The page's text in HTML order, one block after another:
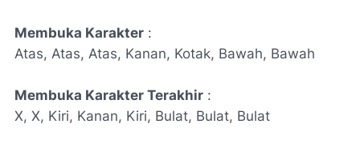
Membuka Karakter :
Atas, Atas, Atas, Kanan, Kotak, Bawah, Bawah
Membuka Karakter Terakhir :
X, X, Kiri, Kanan, Kiri, Bulat, Bulat, Bulat